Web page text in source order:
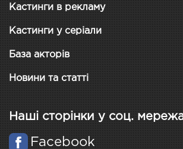
Кастинги в рекламу
Кастинги у серіали
База акторів
Новини та статті
Наші сторінки у соц.
Facebook